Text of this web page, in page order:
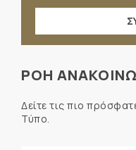
ΡΟΗ
Δείτε τις πιο
Τύπο.